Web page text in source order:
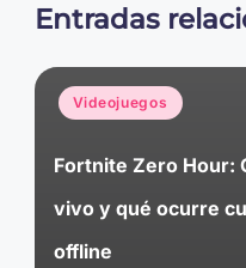
Entradas
Publicado
en
Videojuegos
Fortnite Zero Hour:
vivo y qué ocurre
offline